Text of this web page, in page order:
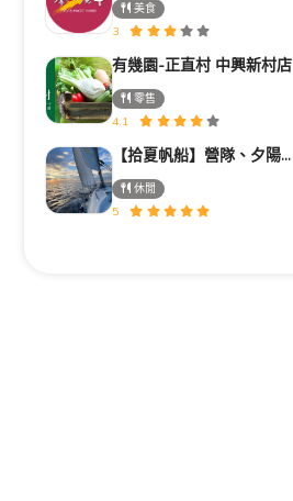
美食
3
有幾園-正直村 中興新村店
零售
4.1
【拾夏帆船】營隊、夕陽團、包船、客製化帆船體驗（預約制）
休閒
5